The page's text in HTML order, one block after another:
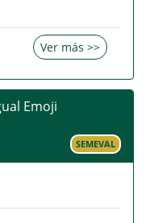
Ver más >>
Emoji
SEMEVAL